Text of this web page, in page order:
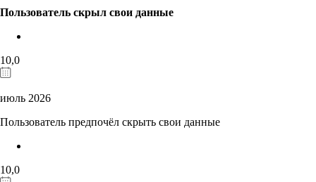
Пользователь скрыл свои данные
10,0
июль 2026
Пользователь предпочёл скрыть свои данные
10,0